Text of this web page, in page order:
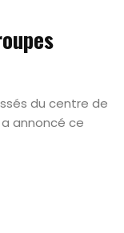
du centre de
annoncé ce